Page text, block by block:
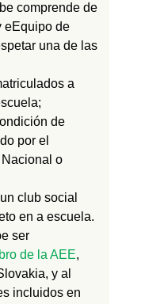
comprende de
eEquipo de
una de las
a
de
por el
o
club social
en a escuela.
ser
de la AEE,
a, y al
incluidos en